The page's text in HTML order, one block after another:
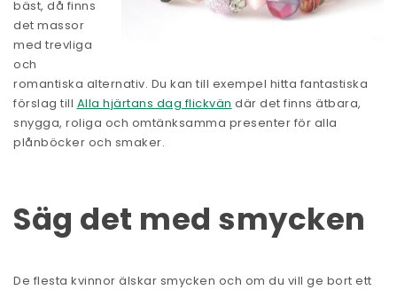
bäst, då finns
det massor
med trevliga
och
romantiska alternativ. Du kan till exempel hitta fantastiska
förslag till Alla hjärtans dag flickvän där det finns ätbara,
snygga, roliga och omtänksamma presenter för alla
plånböcker och smaker.
Säg det med smycken
De flesta kvinnor älskar smycken och om du vill ge bort ett